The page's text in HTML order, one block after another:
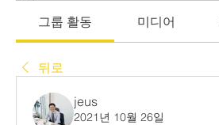
그룹 활동 미디어
뒤로
jeus
2021년 10월 26일